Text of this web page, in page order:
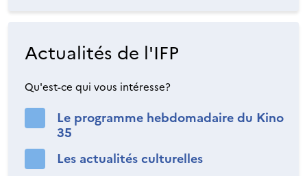
Actualités de l'IFP
Qu'est-ce qui vous intéresse?
Le programme hebdomadaire du Kino
35
Les actualités culturelles